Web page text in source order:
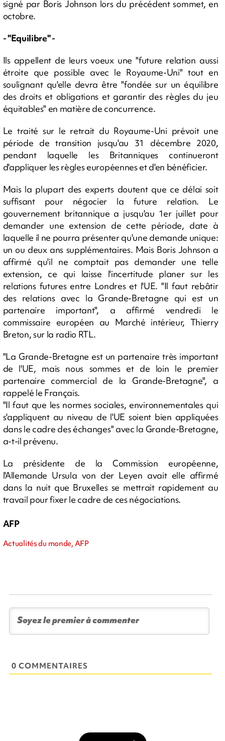
signé par Boris Johnson lors du précédent sommet, en
octobre.
- "Equilibre" -
Ils appellent de leurs voeux une "future relation aussi
étroite que possible avec le Royaume-Uni" tout en
soulignant qu'elle devra être "fondée sur un équilibre
des droits et obligations et garantir des règles du jeu
équitables" en matière de concurrence.
Le traité sur le retrait du Royaume-Uni prévoit une
période de transition jusqu'au 31 décembre 2020,
pendant laquelle les Britanniques continueront
d'appliquer les règles européennes et d'en bénéficier.
Mais la plupart des experts doutent que ce délai soit
suffisant pour négocier la future relation. Le
gouvernement britannique a jusqu'au 1er juillet pour
demander une extension de cette période, date à
laquelle il ne pourra présenter qu'une demande unique:
un ou deux ans supplémentaires. Mais Boris Johnson a
affirmé qu'il ne comptait pas demander une telle
extension, ce qui laisse l'incertitude planer sur les
relations futures entre Londres et l'UE. "Il faut rebâtir
des relations avec la Grande-Bretagne qui est un
partenaire important", a affirmé vendredi le
commissaire européen au Marché intérieur, Thierry
Breton, sur la radio RTL.
"La Grande-Bretagne est un partenaire très important
de l'UE, mais nous sommes et de loin le premier
partenaire commercial de la Grande-Bretagne", a
rappelé le Français.
"Il faut que les normes sociales, environnementales qui
s'appliquent au niveau de l'UE soient bien appliquées
dans le cadre des échanges" avec la Grande-Bretagne,
a-t-il prévenu.
La présidente de la Commission européenne,
l'Allemande Ursula von der Leyen avait elle affirmé
dans la nuit que Bruxelles se mettrait rapidement au
travail pour fixer le cadre de ces négociations.
AFP
Actualités du monde, AFP
0 COMMENTAIRES